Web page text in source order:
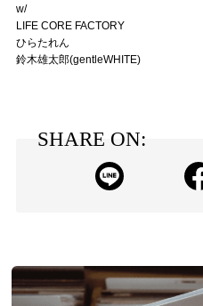
w/
LIFE CORE FACTORY
ひらたれん
鈴木雄太郎(gentleWHITE)
SHARE ON: